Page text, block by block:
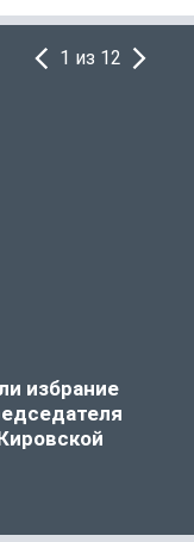
1 из 12
избрание